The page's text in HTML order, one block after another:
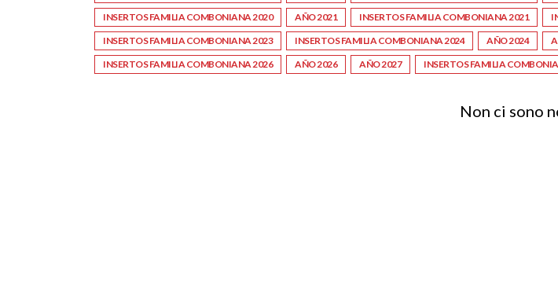
INSERTOS FAMILIA COMBONIANA 2020
AÑO 2021 INSERTOS FAMILIA COMBONIANA 2021
INSERTOS FAMILIA COMBONIANA 2023
INSERTOS FAMILIA COMBONIANA 2024 AÑO 2024
INSERTOS FAMILIA COMBONIANA 2026
AÑO 2026 AÑO 2027 INSERTOS FAMILIA
Non ci sono